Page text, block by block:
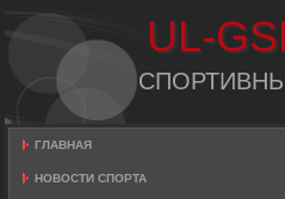
UL-
ГЛАВНАЯ
НОВОСТИ СПОРТА